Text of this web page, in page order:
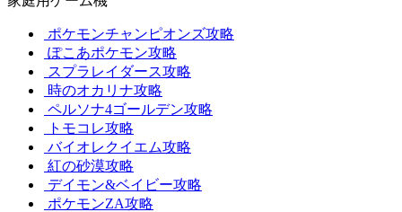
ポケモンチャンピオンズ攻略
ぽこあポケモン攻略
スプラレイダース攻略
時のオカリナ攻略
ペルソナ4ゴールデン攻略
トモコレ攻略
バイオレクイエム攻略
紅の砂漠攻略
デイモン&ベイビー攻略
ポケモンZA攻略